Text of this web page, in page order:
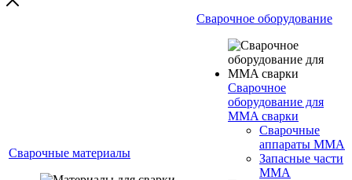
Сварочные материалы
Сварочное оборудование
Сварочное
оборудование для
MMA сварки
Сварочные
аппараты MMA
Запасные части
MMA